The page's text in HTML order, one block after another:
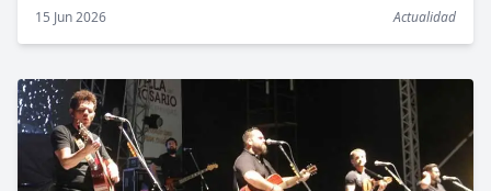
15 Jun 2026 Actualidad